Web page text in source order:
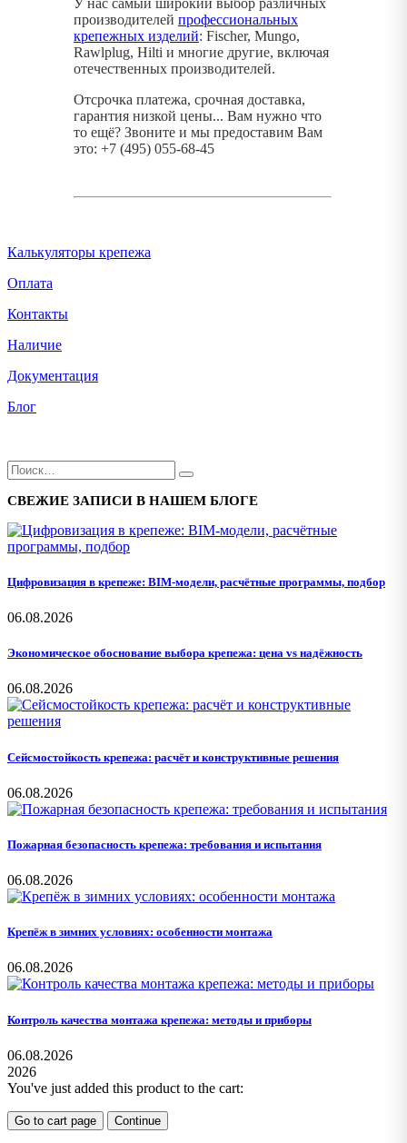
производителей профессиональных
крепежных изделий: Fischer, Mungo,
Rawlplug, Hilti и многие другие, включая
отечественных производителей.
Отсрочка платежа, срочная доставка,
гарантия низкой цены... Вам нужно что
то ещё? Звоните и мы предоставим Вам
это: +7 (495) 055-68-45
Калькуляторы крепежа
Оплата
Контакты
Наличие
Документация
Блог
СВЕЖИЕ ЗАПИСИ В НАШЕМ БЛОГЕ
Цифровизация в крепеже: BIM-модели, расчётные программы, подбор
06.08.2026
Экономическое обоснование выбора крепежа: цена vs надёжность
06.08.2026
Сейсмостойкость крепежа: расчёт и конструктивные решения
06.08.2026
Пожарная безопасность крепежа: требования и испытания
06.08.2026
Крепёж в зимних условиях: особенности монтажа
06.08.2026
Контроль качества монтажа крепежа: методы и приборы
06.08.2026
2026
You've just added this product to the cart:
Go to cart page Continue